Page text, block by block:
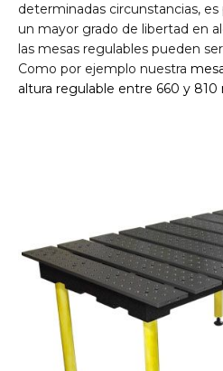
determinadas circunstancias,
un mayor grado de libertad en
las mesas regulables pueden
Como por ejemplo nuestra
altura regulable entre 660 y 810